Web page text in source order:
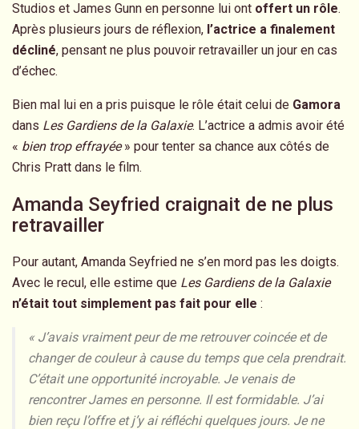
Studios et James Gunn en personne lui ont offert un rôle.
Après plusieurs jours de réflexion, l’actrice a finalement
décliné, pensant ne plus pouvoir retravailler un jour en cas
d’échec.
Bien mal lui en a pris puisque le rôle était celui de Gamora
dans Les Gardiens de la Galaxie. L’actrice a admis avoir été
« bien trop effrayée» pour tenter sa chance aux côtés de
Chris Pratt dans le film.
Amanda Seyfried craignait de ne plus
retravailler
Pour autant, Amanda Seyfried ne s’en mord pas les doigts.
Avec le recul, elle estime que Les Gardiens de la Galaxie
n’était tout simplement pas fait pour elle :
« J’avais vraiment peur de me retrouver coincée et de
changer de couleur à cause du temps que cela prendrait.
C’était une opportunité incroyable. Je venais de
rencontrer James en personne. Il est formidable. J’ai
bien reçu l’offre et j’y ai réfléchi quelques jours. Je ne